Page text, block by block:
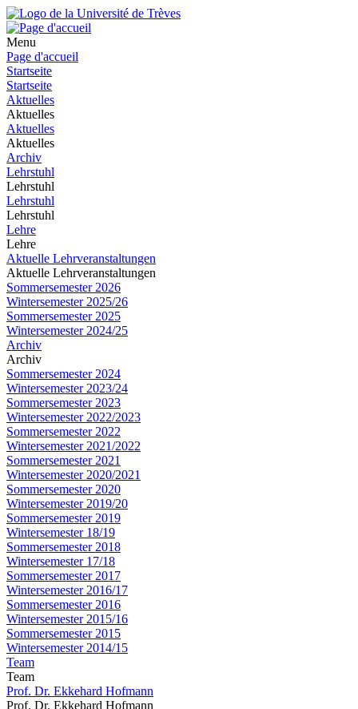
Menu
Page d'accueil
Startseite
Startseite
Aktuelles
Aktuelles
Aktuelles
Aktuelles
Archiv
Lehrstuhl
Lehrstuhl
Lehrstuhl
Lehrstuhl
Lehre
Lehre
Aktuelle Lehrveranstaltungen
Aktuelle Lehrveranstaltungen
Sommersemester 2026
Wintersemester 2025/26
Sommersemester 2025
Wintersemester 2024/25
Archiv
Archiv
Sommersemester 2024
Wintersemester 2023/24
Sommersemester 2023
Wintersemester 2022/2023
Sommersemester 2022
Wintersemester 2021/2022
Sommersemester 2021
Wintersemester 2020/2021
Sommersemester 2020
Wintersemester 2019/20
Sommersemester 2019
Wintersemester 18/19
Sommersemester 2018
Wintersemester 17/18
Sommersemester 2017
Wintersemester 2016/17
Sommersemester 2016
Wintersemester 2015/16
Sommersemester 2015
Wintersemester 2014/15
Team
Team
Prof. Dr. Ekkehard Hofmann
Prof. Dr. Ekkehard Hofmann